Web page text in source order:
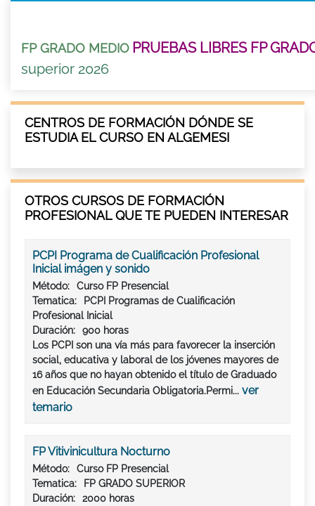
FP GRADO MEDIO PRUEBAS LIBRES FP
superior 2026
CENTROS DE FORMACIÓN DÓNDE SE
ESTUDIA EL CURSO EN ALGEMESI
OTROS CURSOS DE FORMACIÓN
PROFESIONAL QUE TE PUEDEN INTERESAR
PCPI Programa de Cualificación Profesional
Inicial imágen y sonido
Método:
Curso FP Presencial
Tematica:
PCPI Programas de Cualificación
Profesional Inicial
Duración:
900 horas
Los PCPI son una vía más para favorecer la inserción
social, educativa y laboral de los jóvenes mayores de
16 años que no hayan obtenido el título de Graduado
en Educación Secundaria Obligatoria.Permi... ver
temario
FP Vitivinicultura Nocturno
Método:
Curso FP Presencial
Tematica:
FP GRADO SUPERIOR
Duración:
2000 horas